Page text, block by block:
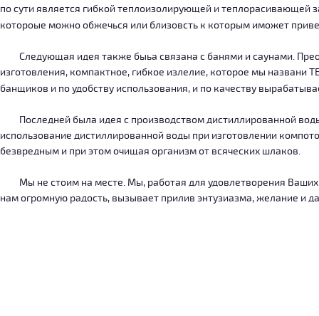
по сути является гибкой теплоизолирующей и теплорасивающей
котороые можно обжечься или близовсть к которым иможет
Следующая идея также быьа связана с банями и саунами.
изготовления, компактное, гибкое излелие, которое мы
банщиков и по удобству использования, и по качеству
Последней была идея с производством дистиллированной
использование дистиллированной воды при изготовлении
безвредным и при этом очищая организм от всяческих шлаков.
Мы не стоим на месте. Мы, работая для удовлетворения Ваших
нам огромную радость, вызывает прилив энтузиазма, желание и